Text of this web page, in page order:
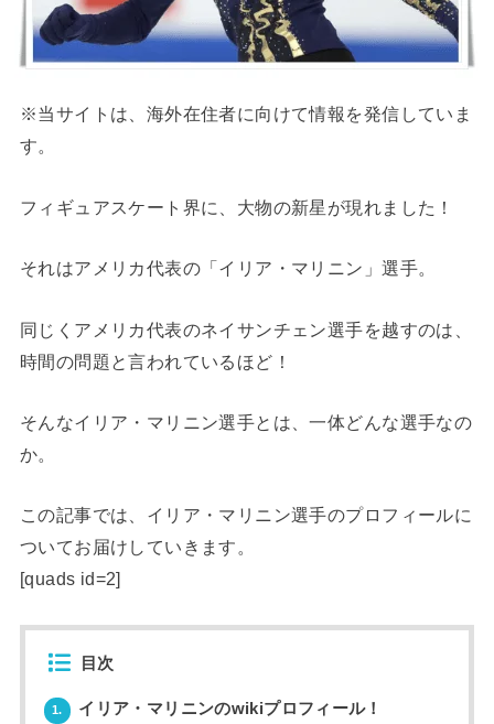
※当サイトは、海外在住者に向けて情報を発信していま
す。
フィギュアスケート界に、大物の新星が現れました！
それはアメリカ代表の「イリア・マリニン」選手。
同じくアメリカ代表のネイサンチェン選手を越すのは、
時間の問題と言われているほど！
そんなイリア・マリニン選手とは、一体どんな選手なの
か。
この記事では、イリア・マリニン選手のプロフィールに
ついてお届けしていきます。
[quads id=2]
目次
1. イリア・マリニンのwikiプロフィール！